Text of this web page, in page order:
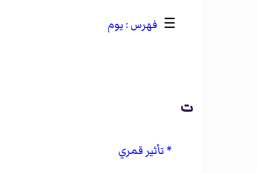
☰ يوم
ت
تأثير قمري